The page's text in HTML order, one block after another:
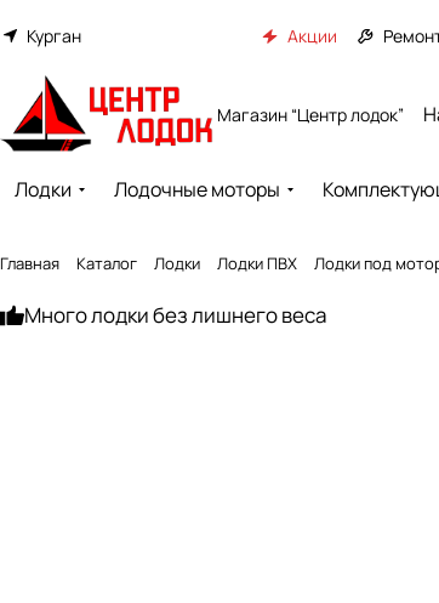
Курган Акции
Магазин “Центр лодок”
Лодки Лодочные моторы
Главная Каталог Лодки Лодки ПВХ Лодки под
Много лодки без лишнего веса